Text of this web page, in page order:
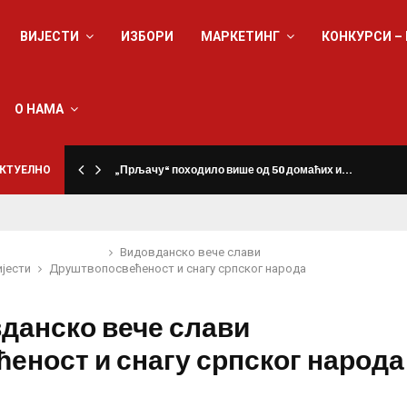
ВИЈЕСТИ ИЗБОРИ МАРКЕТИНГ КОНКУРСИ
О НАМА
„Прљачу“ походило више од 50 домаћих и…
Друштво
Видовданско вече слави
посвећеност и снагу српског народа
вече слави
и снагу српског народа